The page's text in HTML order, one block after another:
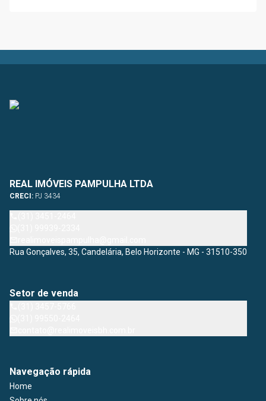
REAL IMÓVEIS PAMPULHA LTDA
CRECI: PJ 3434
Rua Gonçalves, 35, Candelária, Belo Horizonte - MG - 31510-350
Setor de venda
Navegação rápida
Home